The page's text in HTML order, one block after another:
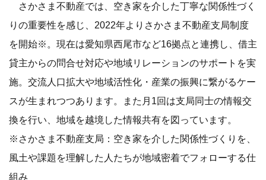
さかさま不動産では、空き家を介した丁寧な関係性づく
りの重要性を感じ、2022年よりさかさま不動産支局制度
を開始※。現在は愛知県西尾市など16拠点と連携し、借主
貸主からの問合せ対応や地域リレーションのサポートを実
施。交流人口拡大や地域活性化・産業の振興に繋がるケー
スが生まれつつあります。また月1回は支局同士の情報交
換を行い、地域を越境した情報共有を図っています。
※さかさま不動産支局：空き家を介した関係性づくりを、
風土や課題を理解した人たちが地域密着でフォローする仕
組み